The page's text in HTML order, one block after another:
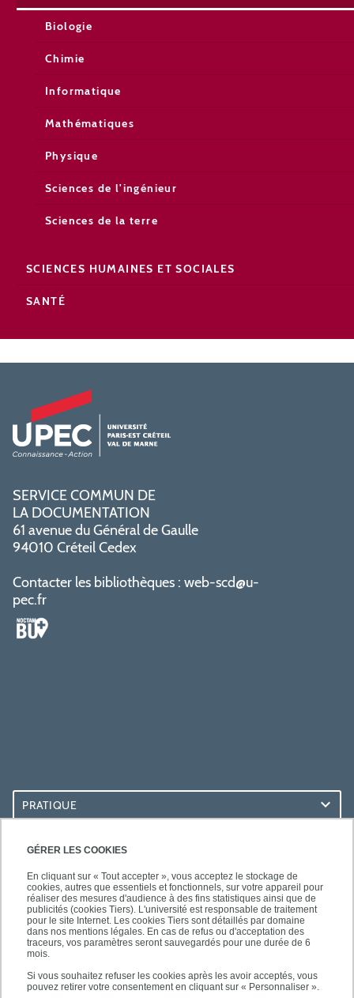
GÉRER LES COOKIES
En cliquant sur « Tout accepter », vous acceptez le stockage de
cookies, autres que essentiels et fonctionnels, sur votre appareil pour
réaliser des mesures d'audience à des fins statistiques ainsi que de
publicités (cookies Tiers). L'université est responsable de traitement
pour le site Internet. Les cookies Tiers sont détaillés par domaine
dans nos mentions légales. En cas de refus ou d'acceptation des
traceurs, vos paramètres seront sauvegardés pour une durée de 6
mois.
Si vous souhaitez refuser les cookies après les avoir acceptés, vous
pouvez retirer votre consentement en cliquant sur « Personnaliser ».
Biologie
Chimie
Informatique
Mathématiques
Physique
Sciences de l'ingénieur
Sciences de la terre
SCIENCES HUMAINES ET SOCIALES
SANTÉ
SERVICE COMMUN DE
LA DOCUMENTATION
61 avenue du Général de Gaulle
94010 Créteil Cedex
Contacter les bibliothèques : web-scd@u-
pec.fr
PRATIQUE
ACCÈS RAPIDES
LES BU SUR...